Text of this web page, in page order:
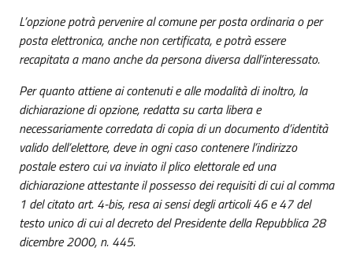
L’opzione potrà pervenire al comune per posta ordinaria o per
posta elettronica, anche non certificata, e potrà essere
recapitata a mano anche da persona diversa dall’interessato.
Per quanto attiene ai contenuti e alle modalità di inoltro, la
dichiarazione di opzione, redatta su carta libera e
necessariamente corredata di copia di un documento d’identità
valido dell’elettore, deve in ogni caso contenere l’indirizzo
postale estero cui va inviato il plico elettorale ed una
dichiarazione attestante il possesso dei requisiti di cui al comma
1 del citato art. 4-bis, resa ai sensi degli articoli 46 e 47 del
testo unico di cui al decreto del Presidente della Repubblica 28
dicembre 2000, n. 445.